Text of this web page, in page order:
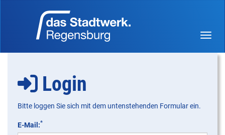
Menü
Login
Bitte loggen Sie sich mit dem untenstehenden Formular ein.
E-Mail:*